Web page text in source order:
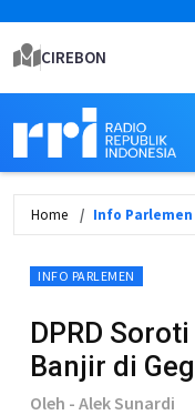
CIREBON
Home Info Parlemen
INFO PARLEMEN
DPRD
Banjir di
Oleh - Alek Sunardi